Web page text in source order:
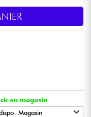
en magasin
Magasin